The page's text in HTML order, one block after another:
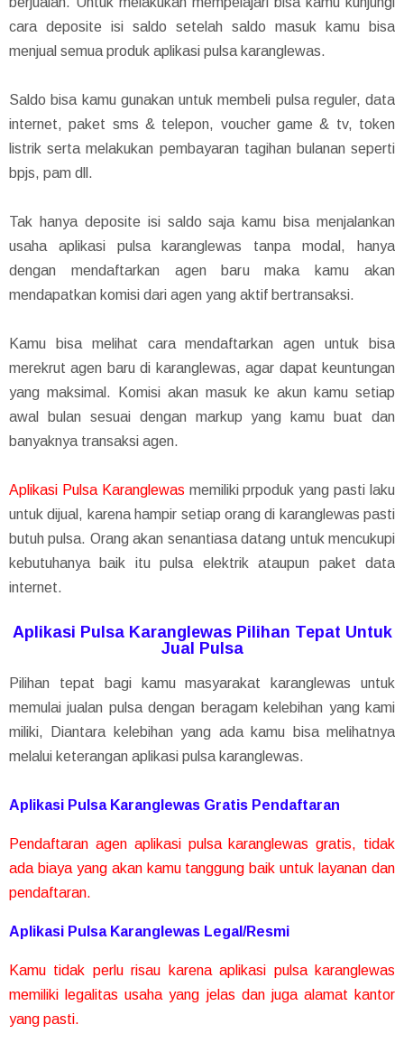
cara deposite isi saldo setelah saldo masuk kamu bisa
menjual semua produk aplikasi pulsa karanglewas.
Saldo bisa kamu gunakan untuk membeli pulsa reguler, data
internet, paket sms & telepon, voucher game & tv, token
listrik serta melakukan pembayaran tagihan bulanan seperti
bpjs, pam dll.
Tak hanya deposite isi saldo saja kamu bisa menjalankan
usaha aplikasi pulsa karanglewas tanpa modal, hanya
dengan mendaftarkan agen baru maka kamu akan
mendapatkan komisi dari agen yang aktif bertransaksi.
Kamu bisa melihat cara mendaftarkan agen untuk bisa
merekrut agen baru di karanglewas, agar dapat keuntungan
yang maksimal. Komisi akan masuk ke akun kamu setiap
awal bulan sesuai dengan markup yang kamu buat dan
banyaknya transaksi agen.
Aplikasi Pulsa Karanglewas memiliki prpoduk yang pasti laku
untuk dijual, karena hampir setiap orang di karanglewas pasti
butuh pulsa. Orang akan senantiasa datang untuk mencukupi
kebutuhanya baik itu pulsa elektrik ataupun paket data
internet.
Aplikasi Pulsa Karanglewas Pilihan Tepat Untuk
Jual Pulsa
Pilihan tepat bagi kamu masyarakat karanglewas untuk
memulai jualan pulsa dengan beragam kelebihan yang kami
miliki, Diantara kelebihan yang ada kamu bisa melihatnya
melalui keterangan aplikasi pulsa karanglewas.
Aplikasi Pulsa Karanglewas Gratis Pendaftaran
Pendaftaran agen aplikasi pulsa karanglewas gratis, tidak
ada biaya yang akan kamu tanggung baik untuk layanan dan
pendaftaran.
Aplikasi Pulsa Karanglewas Legal/Resmi
Kamu tidak perlu risau karena aplikasi pulsa karanglewas
memiliki legalitas usaha yang jelas dan juga alamat kantor
yang pasti.